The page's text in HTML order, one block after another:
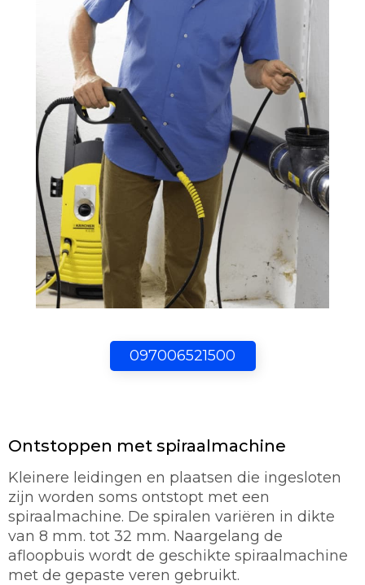
097006521500
Ontstoppen met spiraalmachine
Kleinere leidingen en plaatsen die ingesloten
zijn worden soms ontstopt met een
spiraalmachine. De spiralen variëren in dikte
van 8 mm. tot 32 mm. Naargelang de
afloopbuis wordt de geschikte spiraalmachine
met de gepaste veren gebruikt.